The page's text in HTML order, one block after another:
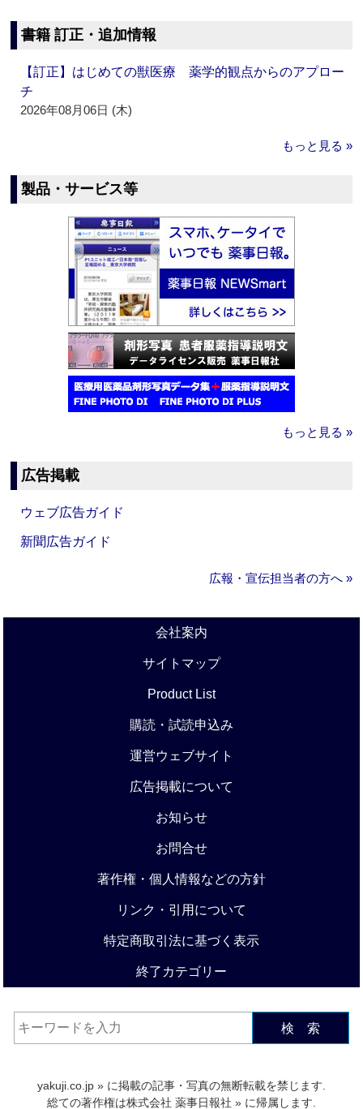
書籍 訂正・追加情報
【訂正】はじめての獣医療 薬学的観点からのアプロー
チ
2026年08月06日 (木)
もっと見る »
製品・サービス等
もっと見る »
広告掲載
ウェブ広告ガイド
新聞広告ガイド
広報・宣伝担当者の方へ »
会社案内
サイトマップ
Product List
購読・試読申込み
運営ウェブサイト
広告掲載について
お知らせ
お問合せ
著作権・個人情報などの方針
リンク・引用について
特定商取引法に基づく表示
終了カテゴリー
検 索
yakuji.co.jp » に掲載の記事・写真の無断転載を禁じます.
総ての著作権は株式会社 薬事日報社 » に帰属します.